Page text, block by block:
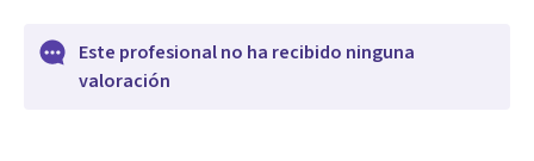
Este profesional no ha recibido ninguna
valoración